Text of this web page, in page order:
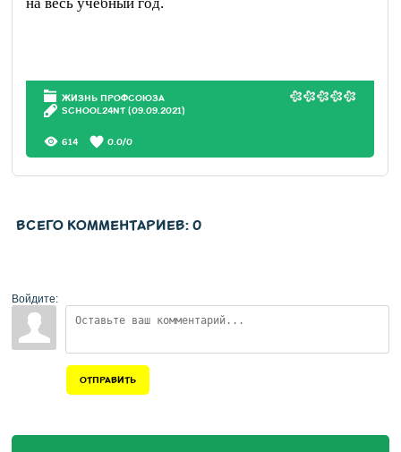
ЖИЗНЬ ПРОФСОЮЗА
SCHOOL24NT (09.09.2021)
614 0.0/0
ВСЕГО КОММЕНТАРИЕВ:0
Войдите:
ОТПРАВИТЬ